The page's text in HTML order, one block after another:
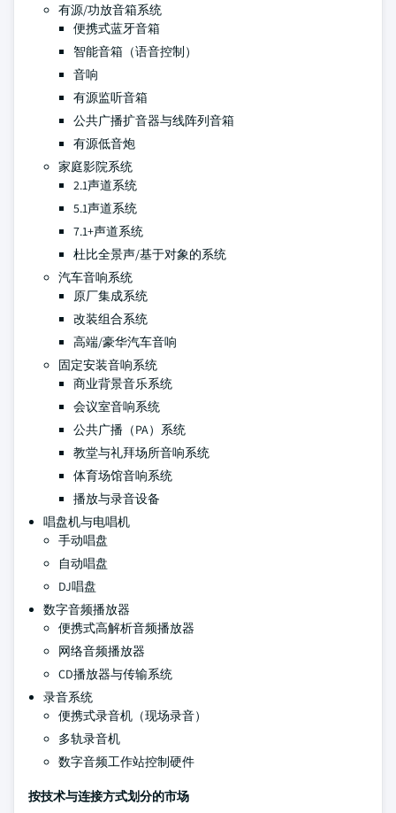
有源/功放音箱系统
便携式蓝牙音箱
智能音箱（语音控制）
音响
有源监听音箱
公共广播扩音器与线阵列音箱
有源低音炮
家庭影院系统
2.1声道系统
5.1声道系统
7.1+声道系统
杜比全景声/基于对象的系统
汽车音响系统
原厂集成系统
改装组合系统
高端/豪华汽车音响
固定安装音响系统
商业背景音乐系统
会议室音响系统
公共广播（PA）系统
教堂与礼拜场所音响系统
体育场馆音响系统
播放与录音设备
唱盘机与电唱机
手动唱盘
自动唱盘
DJ唱盘
数字音频播放器
便携式高解析音频播放器
网络音频播放器
CD播放器与传输系统
录音系统
便携式录音机（现场录音）
多轨录音机
数字音频工作站控制硬件
按技术与连接方式划分的市场